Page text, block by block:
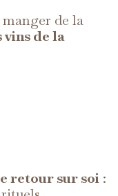
manger de la
vins de la
retour sur soi :